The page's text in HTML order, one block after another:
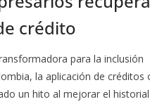
crédito
para la inclusión
la aplicación de créditos
un hito al mejorar el